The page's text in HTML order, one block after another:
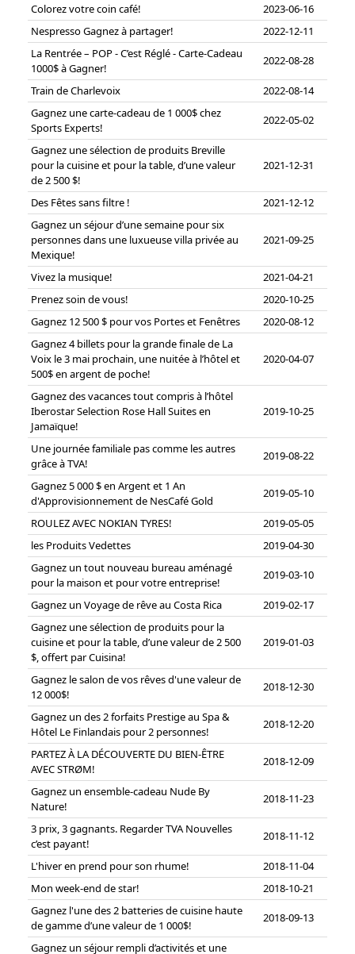
Colorez votre coin café!
2023-06-16
Nespresso Gagnez à partager!
2022-12-11
La Rentrée – POP - C’est Réglé - Carte-Cadeau
1000$ à Gagner!
2022-08-28
Train de Charlevoix
2022-08-14
Gagnez une carte-cadeau de 1 000$ chez
Sports Experts!
2022-05-02
Gagnez une sélection de produits Breville
pour la cuisine et pour la table, d’une valeur
de 2 500 $!
2021-12-31
Des Fêtes sans filtre !
2021-12-12
Gagnez un séjour d’une semaine pour six
personnes dans une luxueuse villa privée au
Mexique!
2021-09-25
Vivez la musique!
2021-04-21
Prenez soin de vous!
2020-10-25
Gagnez 12 500 $ pour vos Portes et Fenêtres
2020-08-12
Gagnez 4 billets pour la grande finale de La
Voix le 3 mai prochain, une nuitée à l’hôtel et
500$ en argent de poche!
2020-04-07
Gagnez des vacances tout compris à l’hôtel
Iberostar Selection Rose Hall Suites en
Jamaïque!
2019-10-25
Une journée familiale pas comme les autres
grâce à TVA!
2019-08-22
Gagnez 5 000 $ en Argent et 1 An
d'Approvisionnement de NesCafé Gold
2019-05-10
ROULEZ AVEC NOKIAN TYRES!
2019-05-05
les Produits Vedettes
2019-04-30
Gagnez un tout nouveau bureau aménagé
pour la maison et pour votre entreprise!
2019-03-10
Gagnez un Voyage de rêve au Costa Rica
2019-02-17
Gagnez une sélection de produits pour la
cuisine et pour la table, d’une valeur de 2 500
$, offert par Cuisina!
2019-01-03
Gagnez le salon de vos rêves d'une valeur de
12 000$!
2018-12-30
Gagnez un des 2 forfaits Prestige au Spa &
Hôtel Le Finlandais pour 2 personnes!
2018-12-20
PARTEZ À LA DÉCOUVERTE DU BIEN-ÊTRE
AVEC STRØM!
2018-12-09
Gagnez un ensemble-cadeau Nude By
Nature!
2018-11-23
3 prix, 3 gagnants. Regarder TVA Nouvelles
c’est payant!
2018-11-12
L'hiver en prend pour son rhume!
2018-11-04
Mon week-end de star!
2018-10-21
Gagnez l'une des 2 batteries de cuisine haute
de gamme d’une valeur de 1 000$!
2018-09-13
Gagnez un séjour rempli d’activités et une